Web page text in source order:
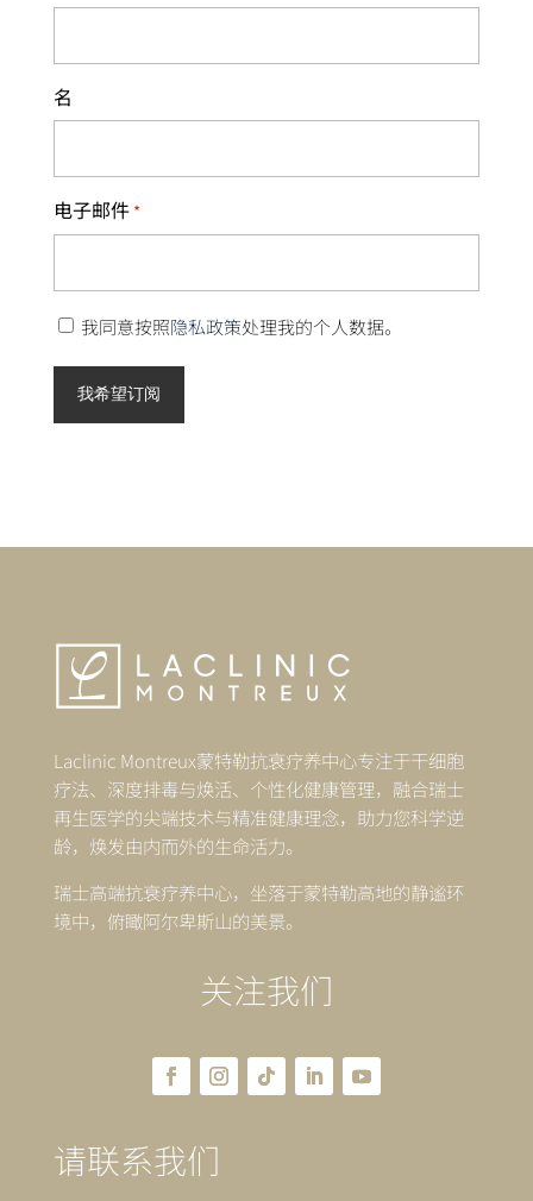
名
电子邮件 *
隐 我同意按照隐私政策处理我的个人数据。
Laclinic Montreux蒙特勒抗衰疗养中心专注于干细胞
疗法、深度排毒与焕活、个性化健康管理，融合瑞士
再生医学的尖端技术与精准健康理念，助力您科学逆
龄，焕发由内而外的生命活力。
瑞士高端抗衰疗养中心，坐落于蒙特勒高地的静谧环
境中，俯瞰阿尔卑斯山的美景。
关注我们
请联系我们